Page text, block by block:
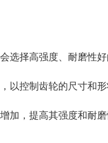
择高强度、耐磨性好
以控制齿轮的尺寸和形
加，提高其强度和耐磨